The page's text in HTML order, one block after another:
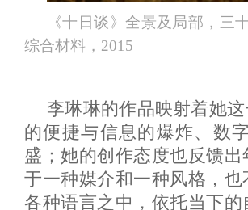
《十日谈》全景及局部，三
综合材料，2015
李琳琳的作品映射着她
的便捷与信息的爆炸、数
盛；她的创作态度也反馈
于一种媒介和一种风格，
各种语言之中，依托当下